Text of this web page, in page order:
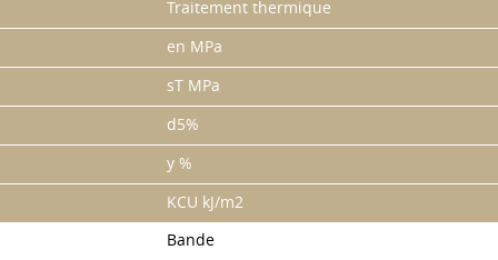
Traitement thermique
en MPa
sT MPa
d5%
y %
KCU kJ/m2
Bande